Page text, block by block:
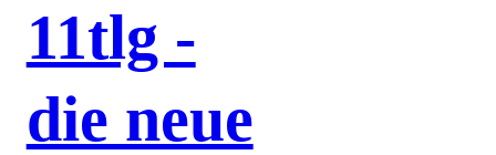
11tlg -
die neue